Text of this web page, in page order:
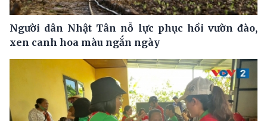
Người dân Nhật Tân nỗ lực phục hồi vườn đào,
xen canh hoa màu ngắn ngày